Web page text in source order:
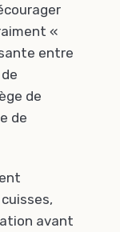
«
entre
de
de
avant